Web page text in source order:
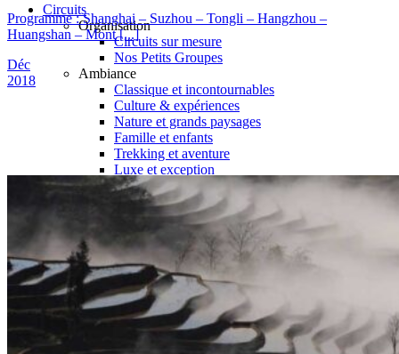
Circuits
Organisation
Circuits sur mesure
Nos Petits Groupes
Ambiance
Classique et incontournables
Culture & expériences
Nature et grands paysages
Famille et enfants
Trekking et aventure
Luxe et exception
Où et quand partir ?
Printemps
Automne
Hiver
Infos pratiques
Notre agence
Notre agence en Chine
Réseau Asian Roads
Garanties et engagements Asian Roads
Avis de nos voyageurs
Programme : Shanghai – Suzhou – Tongli – Hangzhou –
Huangshan – Mont [...]
Déc
2018